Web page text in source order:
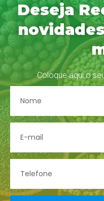
Deseja
Coloque aqui o